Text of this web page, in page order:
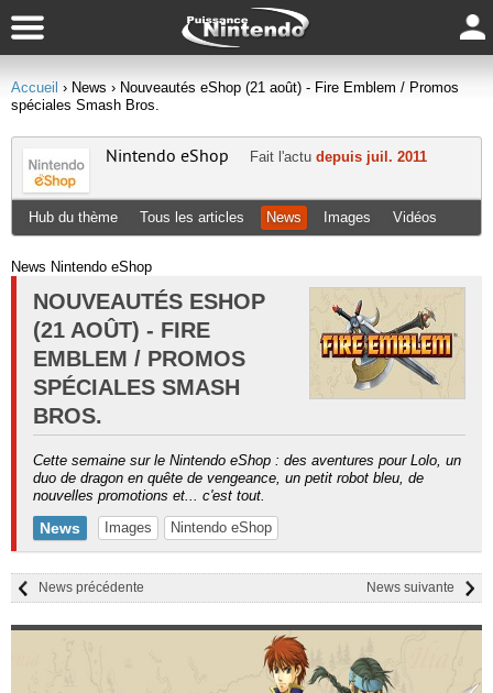
Accueil › News › Nouveautés eShop (21 août) - Fire Emblem / Promos
spéciales Smash Bros.
Nintendo eShop Fait l'actu depuis juil. 2011
Hub du thème Tous les articles News Images Vidéos
News Nintendo eShop
NOUVEAUTÉS ESHOP
(21 AOÛT) - FIRE
EMBLEM / PROMOS
SPÉCIALES SMASH
BROS.
Cette semaine sur le Nintendo eShop : des aventures pour Lolo, un
duo de dragon en quête de vengeance, un petit robot bleu, de
nouvelles promotions et... c'est tout.
News Images Nintendo eShop
News suivante
News précédente